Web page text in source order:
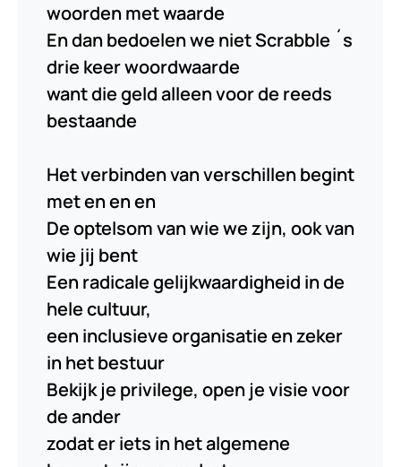
woorden met waarde
En dan bedoelen we niet Scrabble ´s
drie keer woordwaarde
want die geld alleen voor de reeds
bestaande
Het verbinden van verschillen begint
met en en en
De optelsom van wie we zijn, ook van
wie jij bent
Een radicale gelijkwaardigheid in de
hele cultuur,
een inclusieve organisatie en zeker
in het bestuur
Bekijk je privilege, open je visie voor
de ander
zodat er iets in het algemene